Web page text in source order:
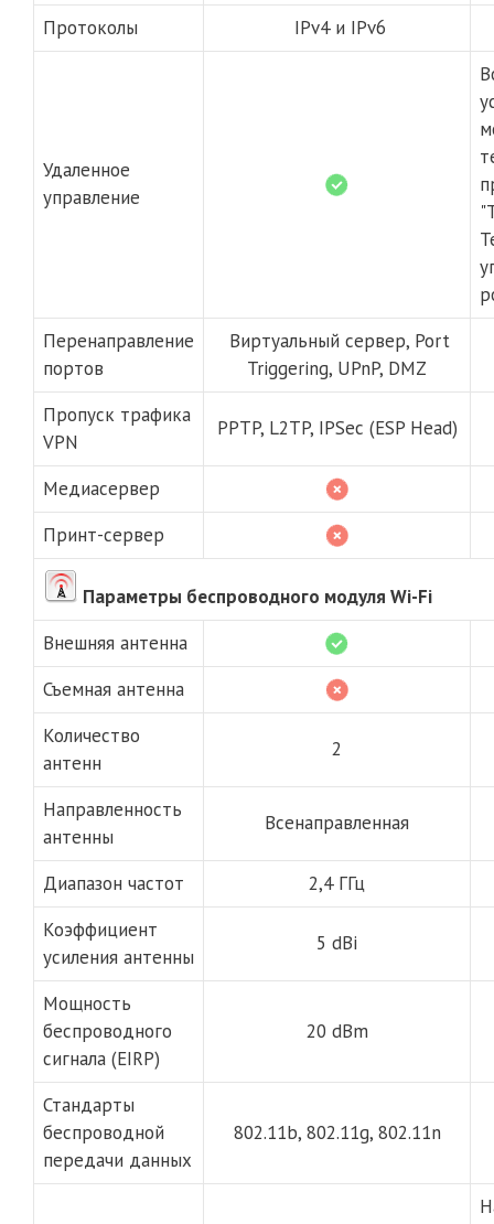
Протоколы
IPv4 и IPv6
Удаленное
управление
Перенаправление
портов
Виртуальный сервер, Port
Triggering, UPnP, DMZ
Пропуск трафика
VPN
PPTP, L2TP, IPSec (ESP Head)
Медиасервер
Принт-сервер
Параметры беспроводного модуля Wi-Fi
Внешняя антенна
Съемная антенна
Количество
антенн
2
Направленность
антенны
Всенаправленная
Диапазон частот
2,4 ГГц
Коэффициент
усиления антенны
5 dBi
Мощность
беспроводного
сигнала (EIRP)
20 dBm
Стандарты
беспроводной
передачи данных
802.11b, 802.11g, 802.11n